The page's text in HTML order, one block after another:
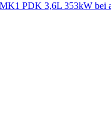
PDK 3,6L 353kW bei